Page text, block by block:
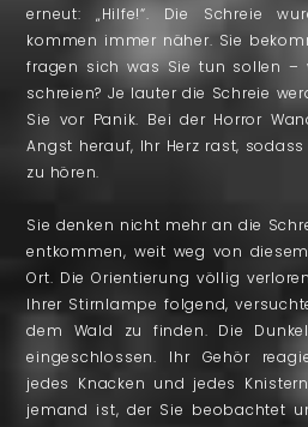
erneut: „Hilfe!“. Die Schreie
kommen immer näher. Sie
fragen sich was Sie tun sollen –
schreien? Je lauter die Schreie
Sie vor Panik. Bei der Horror
Angst herauf, Ihr Herz rast,
zu hören.
Sie denken nicht mehr an die
entkommen, weit weg von
Ort. Die Orientierung völlig
Ihrer Stirnlampe folgend,
dem Wald zu finden. Die
eingeschlossen. Ihr Gehör
jedes Knacken und jedes
jemand ist, der Sie beobachtet